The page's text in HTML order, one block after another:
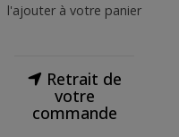
l'ajouter à votre panier
Retrait de
votre
commande